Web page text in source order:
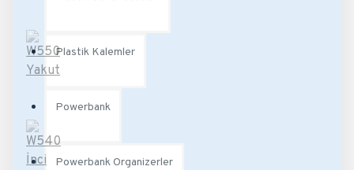
Plastik Kalemler
Powerbank
Powerbank Organizerler